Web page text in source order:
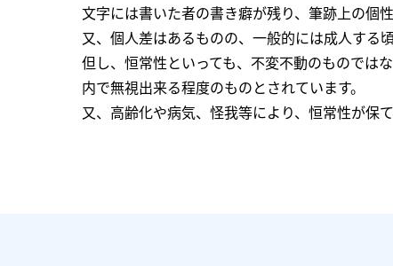
文字には書いた者の書き癖が残り、筆跡上の個
又、個人差はあるものの、一般的には成人する
但し、恒常性といっても、不変不動のものでは
内で無視出来る程度のものとされています。
又、高齢化や病気、怪我等により、恒常性が保